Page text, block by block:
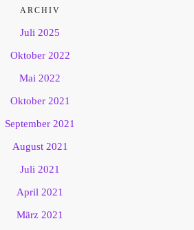
ARCHIV
Juli 2025
Oktober 2022
Mai 2022
Oktober 2021
September 2021
August 2021
Juli 2021
April 2021
März 2021